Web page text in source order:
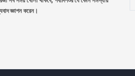
জ্ঞাপন করেন।